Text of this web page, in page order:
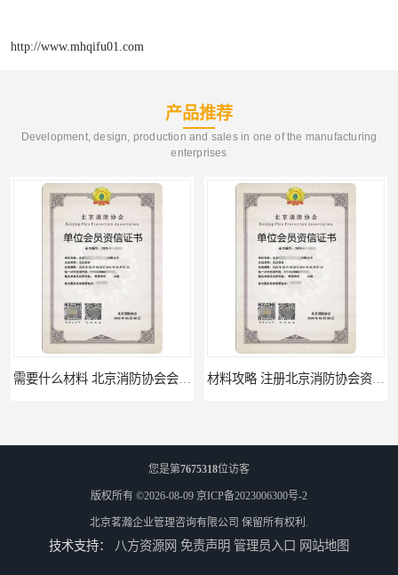
http://www.mhqifu01.com
产品推荐
Development, design, production and sales in one of the manufacturing
enterprises
您是第7675318位访客
版权所有 ©2026-08-09 京ICP备2023006300号-2
北京茗瀚企业管理咨询有限公司 保留所有权利.
技术支持： 八方资源网 免责声明 管理员入口 网站地图